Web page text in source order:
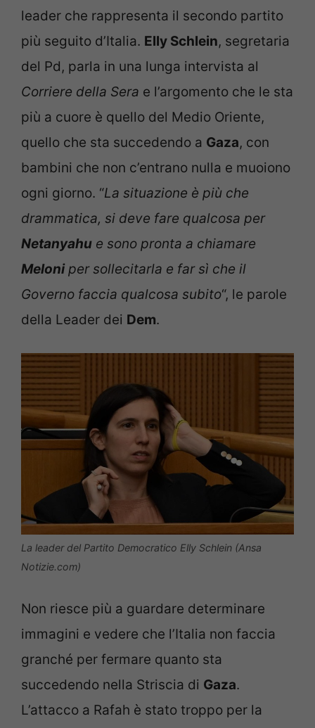
leader che rappresenta il secondo partito
più seguito d’Italia. Elly Schlein, segretaria
del Pd, parla in una lunga intervista al
Corriere della Sera e l’argomento che le sta
più a cuore è quello del Medio Oriente,
quello che sta succedendo a Gaza, con
bambini che non c’entrano nulla e muoiono
ogni giorno. “La situazione è più che
drammatica, si deve fare qualcosa per
Netanyahu e sono pronta a chiamare
Meloniper sollecitarla e far sì che il
Governo faccia qualcosa subito“, le parole
della Leader dei Dem.
La leader del Partito Democratico Elly Schlein (Ansa
Notizie.com)
Non riesce più a guardare determinare
immagini e vedere che l’Italia non faccia
granché per fermare quanto sta
succedendo nella Striscia di Gaza.
L’attacco a Rafah è stato troppo per la